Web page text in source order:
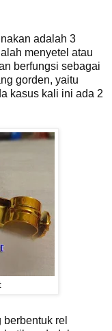
adalah 3
menyetel atau
berfungsi sebagai
gorden, yaitu
kasus kali ini ada 2
rel